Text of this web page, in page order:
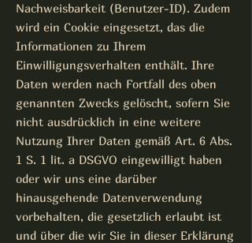
Nachweisbarkeit (Benutzer-ID). Zudem
wird ein Cookie eingesetzt, das die
Informationen zu Ihrem
Einwilligungsverhalten enthält. Ihre
Daten werden nach Fortfall des oben
genannten Zwecks gelöscht, sofern Sie
nicht ausdrücklich in eine weitere
Nutzung Ihrer Daten gemäß Art. 6 Abs.
1 S. 1 lit. a DSGVO eingewilligt haben
oder wir uns eine darüber
hinausgehende Datenverwendung
vorbehalten, die gesetzlich erlaubt ist
und über die wir Sie in dieser Erklärung